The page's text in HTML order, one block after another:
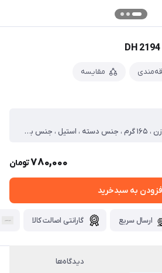
مقایسه
ابعاد ، ۱۸x۷x۴ سانتی‌متر ، وزن ، ۱۶۵ گرم ، جنس دسته ، استیل ، جنس بدنه ، استیل ، کشور مبدا ، ایران
780,000تومان
به سبدخرید
ارسال سریع گارانتی اصالت کالا
دیدگاه‌ها